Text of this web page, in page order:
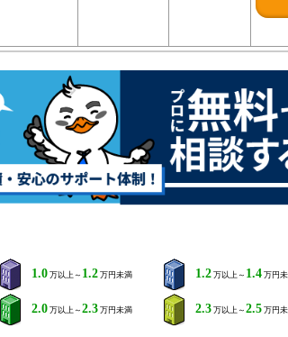
1.0 万以上～ 1.2 万円未満 1.2 万以上～ 1.4 万円
2.0 万以上～ 2.3 万円未満 2.3 万以上～ 2.5 万円